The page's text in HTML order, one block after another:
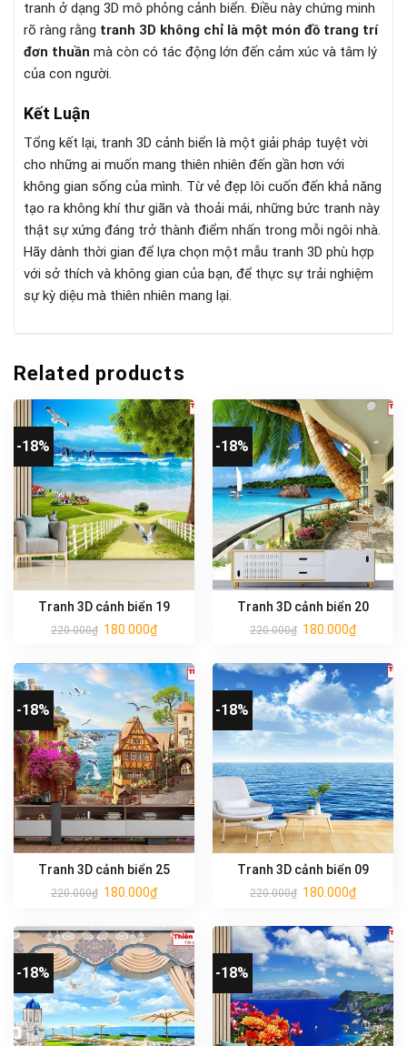
tranh ở dạng 3D mô phỏng cảnh biển. Điều này chứng minh
rõ ràng rằng tranh 3D không chỉ là một món đồ trang trí
đơn thuần mà còn có tác động lớn đến cảm xúc và tâm lý
của con người.
Kết Luận
Tổng kết lại, tranh 3D cảnh biển là một giải pháp tuyệt vời
cho những ai muốn mang thiên nhiên đến gần hơn với
không gian sống của mình. Từ vẻ đẹp lôi cuốn đến khả năng
tạo ra không khí thư giãn và thoải mái, những bức tranh này
thật sự xứng đáng trở thành điểm nhấn trong mỗi ngôi nhà.
Hãy dành thời gian để lựa chọn một mẫu tranh 3D phù hợp
với sở thích và không gian của bạn, để thực sự trải nghiệm
sự kỳ diệu mà thiên nhiên mang lại.
Related products
-18%
Tranh 3D cảnh biển 19
220.000₫ 180.000₫
-18%
Tranh 3D cảnh biển 20
220.000₫ 180.000₫
-18%
Tranh 3D cảnh biển 25
220.000₫ 180.000₫
-18%
Tranh 3D cảnh biển 09
220.000₫ 180.000₫
-18% -18%